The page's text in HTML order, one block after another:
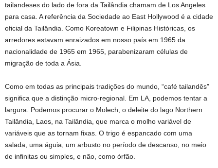
tailandeses do lado de fora da Tailândia chamam de Los Angeles
para casa. A referência da Sociedade ao East Hollywood é a cidade
oficial da Tailândia. Como Koreatown e Filipinas Históricas, os
arredores estavam enraizados em nosso país em 1965 da
nacionalidade de 1965 em 1965, parabenizaram células de
migração de toda a Ásia.
Como em todas as principais tradições do mundo, “café tailandês”
significa que a distinção micro-regional. Em LA, podemos tentar a
largura. Podemos procurar o Molech, o deleite do lago Northern
Tailândia, Laos, na Tailândia, que marca o molho variável de
variáveis ​​que as tornam fixas. O trigo é espancado com uma
salada, uma águia, um arbusto no período de descanso, no meio
de infinitas ou simples, e não, como órfão.